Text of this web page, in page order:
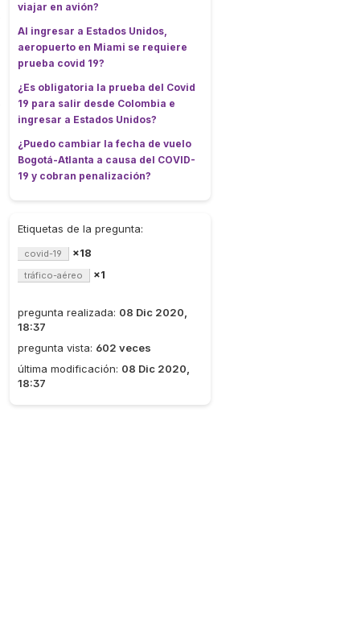
viajar en avión?
Al ingresar a Estados Unidos,
aeropuerto en Miami se requiere
prueba covid 19?
¿Es obligatoria la prueba del Covid
19 para salir desde Colombia e
ingresar a Estados Unidos?
¿Puedo cambiar la fecha de vuelo
Bogotá-Atlanta a causa del COVID-
19 y cobran penalización?
Etiquetas de la pregunta:
covid-19 ×18
tráfico-aéreo ×1
pregunta realizada: 08 Dic 2020,
18:37
pregunta vista: 602 veces
última modificación: 08 Dic 2020,
18:37